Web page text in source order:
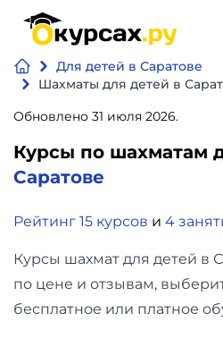
Для детей в Саратове
Шахматы для детей в
Обновлено 31 июля 2026.
Курсы по шахматам
Саратове
Рейтинг 15 курсов и 4
Курсы шахмат для детей в
по цене и отзывам,
бесплатное или платное
Нейросеть
и ИИ
Бизнес
финансы
Дизайн